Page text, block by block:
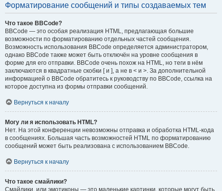
Форматирование сообщений и типы создаваемых тем
Что такое BBCode?
BBCode — это особая реализация HTML, предлагающая большие
возможности по форматированию отдельных частей сообщения.
Возможность использования BBCode определяется администратором,
однако BBCode также может быть отключён на уровне сообщения в
форме для его отправки. BBCode очень похож на HTML, но теги в нём
заключаются в квадратные скобки [ и ], а не в < и >. За дополнительной
информацией о BBCode обратитесь к руководству по BBCode, ссылка на
которое доступна из формы отправки сообщений.
Вернуться к началу
Могу ли я использовать HTML?
Нет. На этой конференции невозможны отправка и обработка HTML-кода
в сообщениях. Большая часть возможностей HTML по форматированию
сообщений может быть реализована с использованием BBCode.
Вернуться к началу
Что такое смайлики?
Смайлики, или эмотиконы — это маленькие картинки, которые могут быть